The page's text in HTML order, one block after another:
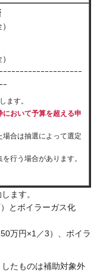
ｰｰｰｰｰｰｰｰｰｰｰｰｰｰｰｰｰｰ
ｰ
ます。
において予算を超える申
合は抽選によって選定
行う場合があります。
ます。
とボイラーガス化
円×1／3）、ボイラ
したものは補助対象外